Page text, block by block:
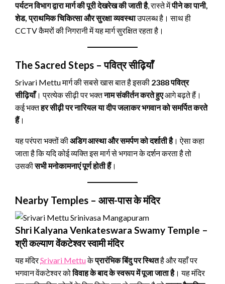
पर्यटन विभाग द्वारा मार्ग की पूरी देखरेख की जाती है, रास्ते मेंपीने का पानी,
शेड, प्राथमिक चिकित्सा और सुरक्षा व्यवस्थाउपलब्ध है। साथ ही
CCTV कैमरों की निगरानी में यह मार्ग सुरक्षित रहता है।
The Sacred Steps – पवित्र सीढ़ियाँ
Srivari Mettu मार्ग की सबसे खास बात है इसकी 2388 पवित्र
सीढ़ियाँ। प्रत्येक सीढ़ी पर भक्तनाम संकीर्तन करते हुएआगे बढ़ते हैं।
कई भक्तहर सीढ़ी पर नारियल या दीप जलाकर भगवान को समर्पित करते
हैं।
यह परंपरा भक्तों कीअडिग आस्था और समर्पण को दर्शाती है। ऐसा कहा
जाता है कि यदि कोई व्यक्ति इस मार्ग से भगवान के दर्शन करता है तो
उसकीसभी मनोकामनाएं पूर्ण होती हैं।
Nearby Temples – आस-पास के मंदिर
Shri Kalyana Venkateswara Swamy Temple –
श्री कल्याण वेंकटेश्वर स्वामी मंदिर
यह मंदिरSrivari Mettuकेप्रारंभिक बिंदु पर स्थितहै और यहाँ पर
भगवान वेंकटेश्वर कोविवाह के बाद के स्वरूप में पूजा जाता है। यह मंदिर